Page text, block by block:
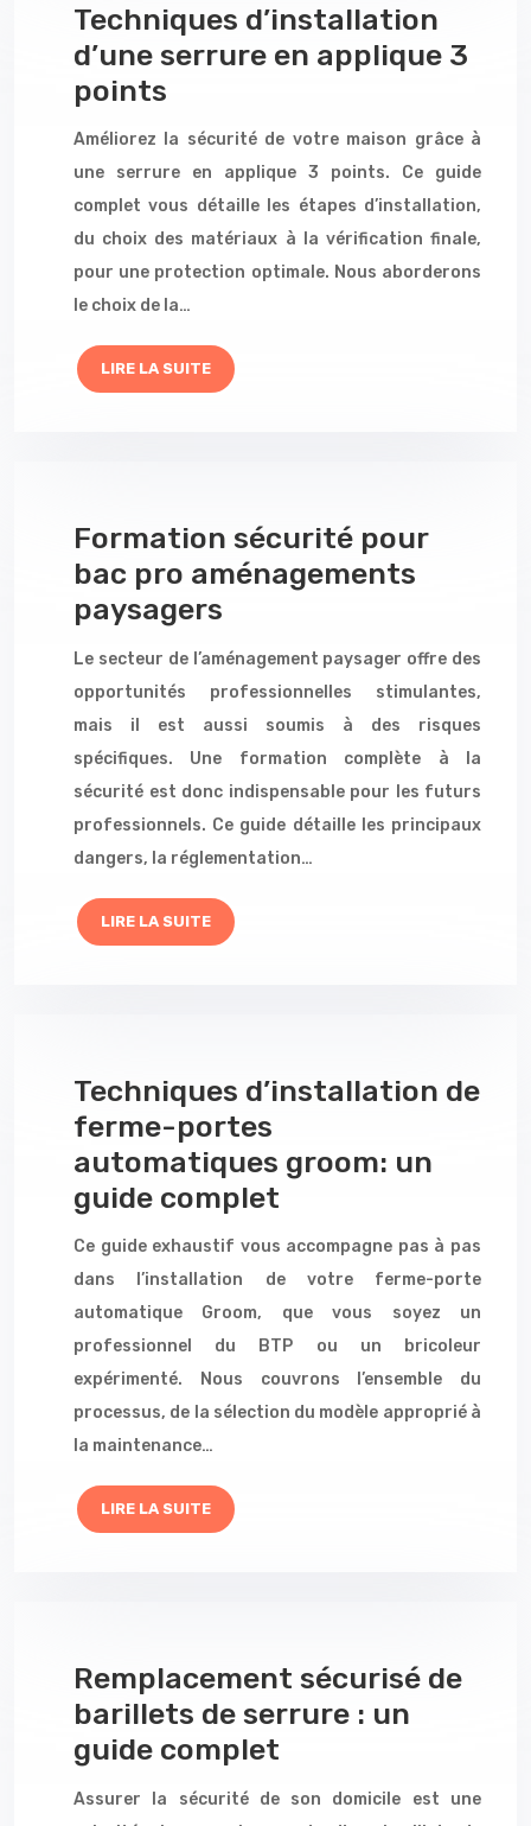
Techniques d’installation
d’une serrure en applique 3
points
Améliorez la sécurité de votre maison grâce à
une serrure en applique 3 points. Ce guide
complet vous détaille les étapes d’installation,
du choix des matériaux à la vérification finale,
pour une protection optimale. Nous aborderons
le choix de la…
LIRE LA SUITE
Formation sécurité pour
bac pro aménagements
paysagers
Le secteur de l’aménagement paysager offre des
opportunités professionnelles stimulantes,
mais il est aussi soumis à des risques
spécifiques. Une formation complète à la
sécurité est donc indispensable pour les futurs
professionnels. Ce guide détaille les principaux
dangers, la réglementation…
LIRE LA SUITE
Techniques d’installation de
ferme-portes
automatiques groom: un
guide complet
Ce guide exhaustif vous accompagne pas à pas
dans l’installation de votre ferme-porte
automatique Groom, que vous soyez un
professionnel du BTP ou un bricoleur
expérimenté. Nous couvrons l’ensemble du
processus, de la sélection du modèle approprié à
la maintenance…
LIRE LA SUITE
Remplacement sécurisé de
barillets de serrure : un
guide complet
Assurer la sécurité de son domicile est une